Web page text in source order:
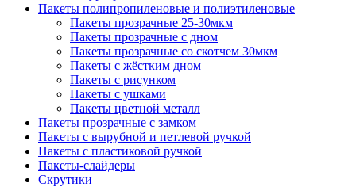
Пакеты полипропиленовые и полиэтиленовые
Пакеты прозрачные 25-30мкм
Пакеты прозрачные с дном
Пакеты прозрачные со скотчем 30мкм
Пакеты с жёстким дном
Пакеты с рисунком
Пакеты с ушками
Пакеты цветной металл
Пакеты прозрачные с замком
Пакеты с вырубной и петлевой ручкой
Пакеты с пластиковой ручкой
Пакеты-слайдеры
Скрутики